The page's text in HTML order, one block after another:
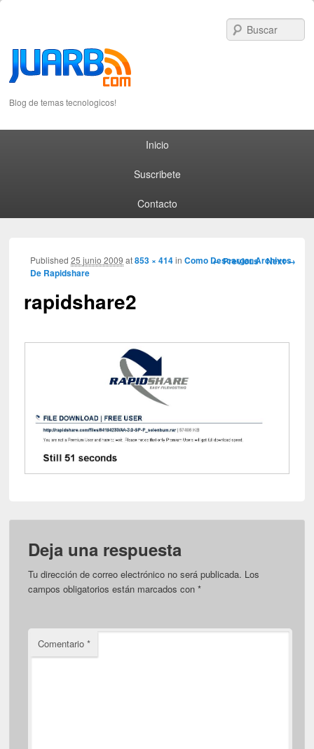
Blog de temas tecnologicos!
Inicio
Suscribete
Contacto
Image navigation
← Previous Next →
rapidshare2
Published25 junio 2009 at853 × 414inComo Descargar Archivos
De Rapidshare
Deja una respuesta
Tu dirección de correo electrónico no será publicada. Los
campos obligatorios están marcados con*
Comentario*